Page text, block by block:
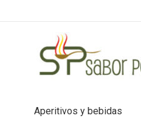
Aperitivos y bebidas